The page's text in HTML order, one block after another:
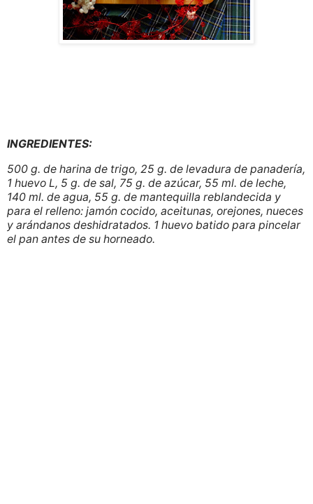
INGREDIENTES:
500 g. de harina de trigo, 25 g. de levadura de panadería,
1 huevo L, 5 g. de sal, 75 g. de azúcar, 55 ml. de leche,
140 ml. de agua, 55 g. de mantequilla reblandecida y
para el relleno: jamón cocido, aceitunas, orejones, nueces
y arándanos deshidratados. 1 huevo batido para pincelar
el pan antes de su horneado.